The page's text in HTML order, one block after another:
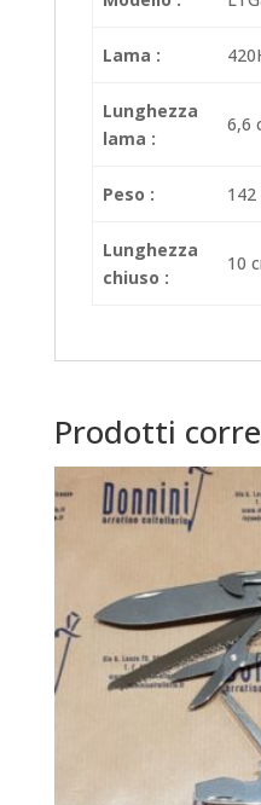
Lama :
Lunghezza
lama :
6,6
Peso :
Lunghezza
chiuso :
10
Prodotti